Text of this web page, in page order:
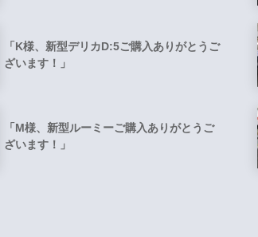
「K様、新型デリカD:5ご購入ありがとうご
ざいます！」
「M様、新型ルーミーご購入ありがとうご
ざいます！」